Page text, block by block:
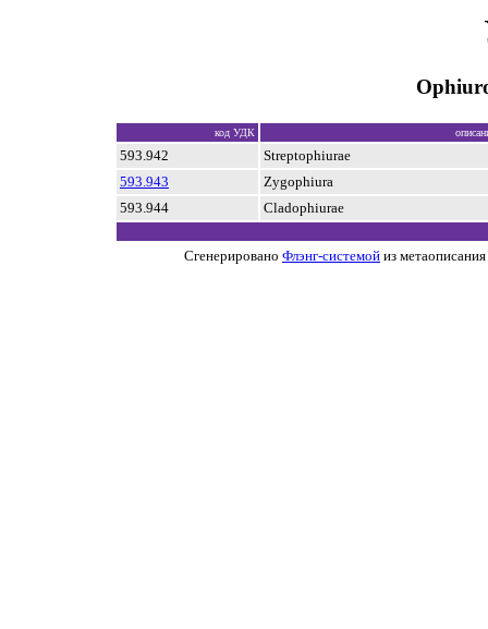
код УДК
593.942
Streptophiurae
593.943
Zygophiura
593.944
Cladophiurae
Сгенерировано Флэнг-системой из